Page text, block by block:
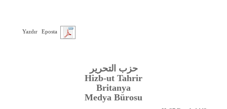
Yazdır Eposta
حزب التحرير
Hizb-ut Tahrir
Britanya
Medya Bürosu